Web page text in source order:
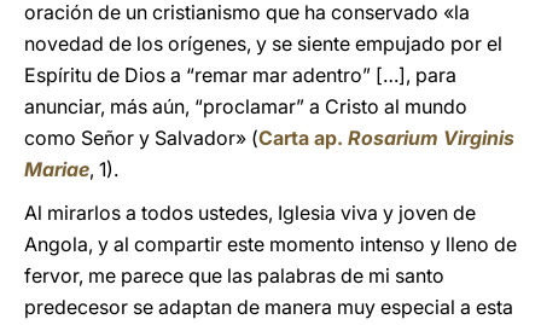
oración de un cristianismo que ha conservado «la
novedad de los orígenes, y se siente empujado por el
Espíritu de Dios a “remar mar adentro” […], para
anunciar, más aún, “proclamar” a Cristo al mundo
como Señor y Salvador» (Carta ap. Rosarium Virginis
Mariae, 1).
Al mirarlos a todos ustedes, Iglesia viva y joven de
Angola, y al compartir este momento intenso y lleno de
fervor, me parece que las palabras de mi santo
predecesor se adaptan de manera muy especial a esta